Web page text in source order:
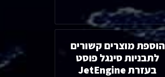
הוספת מוצרים קשורים
לתבניות סינגל פוסט
בעזרת JetEngine